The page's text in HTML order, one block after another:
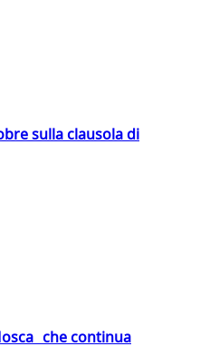
sulla clausola di
che continua